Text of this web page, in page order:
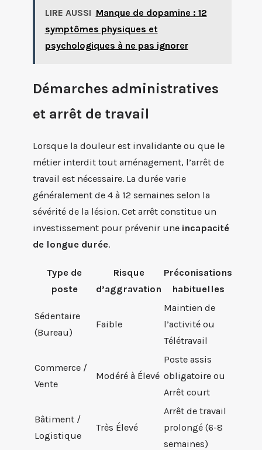
LIRE AUSSI Manque de dopamine : 12
symptômes physiques et
psychologiques à ne pas ignorer
Démarches administratives
et arrêt de travail
Lorsque la douleur est invalidante ou que le
métier interdit tout aménagement, l’arrêt de
travail est nécessaire. La durée varie
généralement de 4 à 12 semaines selon la
sévérité de la lésion. Cet arrêt constitue un
investissement pour prévenir une incapacité
de longue durée.
Type de
poste
Risque
d’aggravation
Préconisations
habituelles
Sédentaire
(Bureau)
Faible
Maintien de
l’activité ou
Télétravail
Commerce /
Vente
Modéré à Élevé
Poste assis
obligatoire ou
Arrêt court
Bâtiment /
Logistique
Très Élevé
Arrêt de travail
prolongé (6-8
semaines)